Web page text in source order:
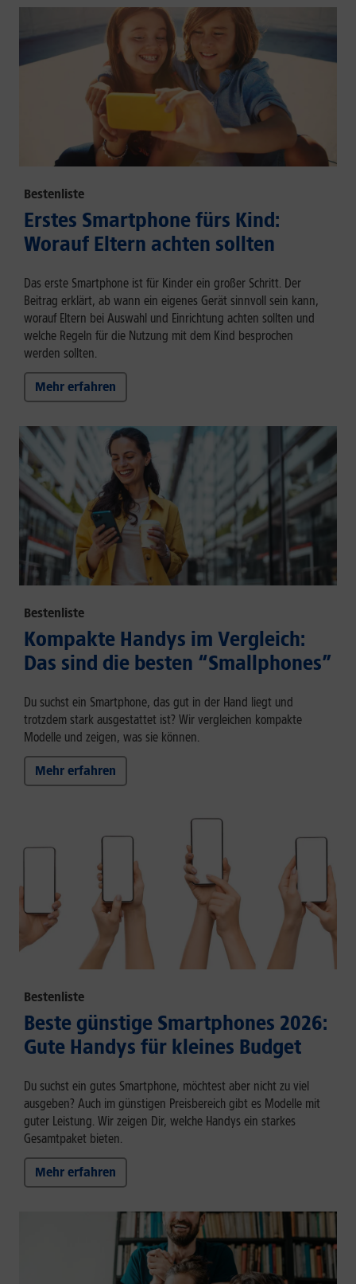
Bestenliste
Erstes Smartphone fürs Kind:
Worauf Eltern achten sollten
Das erste Smartphone ist für Kinder ein großer Schritt. Der
Beitrag erklärt, ab wann ein eigenes Gerät sinnvoll sein kann,
worauf Eltern bei Auswahl und Einrichtung achten sollten und
welche Regeln für die Nutzung mit dem Kind besprochen
werden sollten.
Mehr erfahren
Bestenliste
Kompakte Handys im Vergleich:
Das sind die besten “Smallphones”
Du suchst ein Smartphone, das gut in der Hand liegt und
trotzdem stark ausgestattet ist? Wir vergleichen kompakte
Modelle und zeigen, was sie können.
Mehr erfahren
Bestenliste
Beste günstige Smartphones 2026:
Gute Handys für kleines Budget
Du suchst ein gutes Smartphone, möchtest aber nicht zu viel
ausgeben? Auch im günstigen Preisbereich gibt es Modelle mit
guter Leistung. Wir zeigen Dir, welche Handys ein starkes
Gesamtpaket bieten.
Mehr erfahren